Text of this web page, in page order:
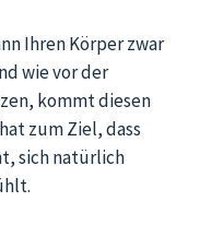
Ihren Körper zwar
wie vor der
kommt diesen
zum Ziel, dass
sich natürlich